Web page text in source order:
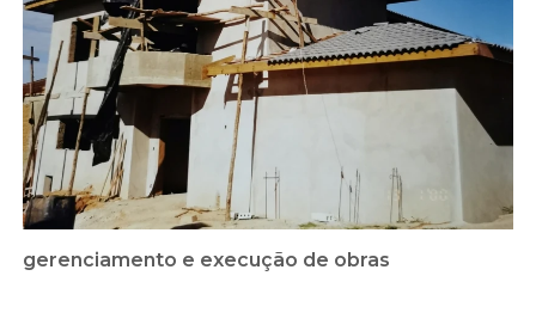
gerenciamento e execução de obras